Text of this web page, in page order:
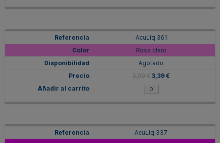
AcuLiq 361
Rosa claro
Agotado
3,99 € 3,39 €
AcuLiq 337